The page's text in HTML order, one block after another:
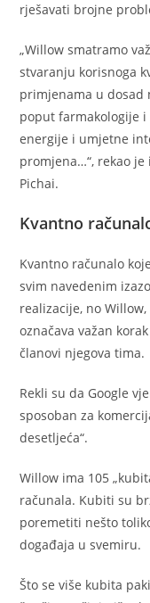
rješavati brojne
„Willow smatramo
stvaranju korisnoga
primjenama u
poput farmakologije
energije i umjetne
promjena…“, rekao
Pichai.
Kvantno
Kvantno računalo
svim navedenim
realizacije, no
označava važan
članovi njegova tima.
Rekli su da Google
sposoban za
desetljeća“.
Willow ima 105
računala. Kubiti su
poremetiti nešto
događaja u svemiru.
Što se više kubita